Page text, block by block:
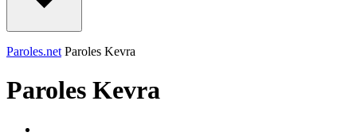
Paroles.net Paroles Kevra
Paroles Kevra